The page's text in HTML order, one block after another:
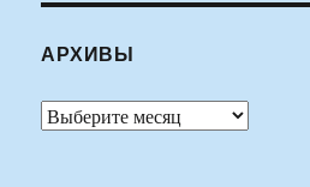
АРХИВЫ
Архивы